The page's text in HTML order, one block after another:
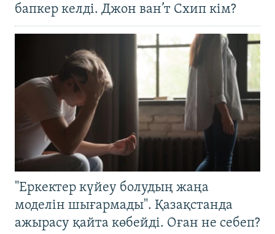
бапкер келді. Джон ван’т Схип кім?
"Еркектер күйеу болудың жаңа
моделін шығармады". Қазақстанда
ажырасу қайта көбейді. Оған не себеп?